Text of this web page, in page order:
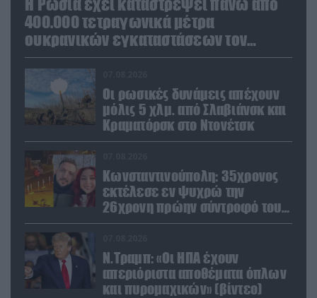
Η Ρωσία έχει καταστρέψει πάνω από
400.000 τετραγωνικά μέτρα
ουκρανικών εγκαταστάσεων τον
Ιούλιο
Οι ρωσικές δυνάμεις απέχουν
μόλις 5 χλμ. από Σλαβιάνσκ και
Κραματόρσκ στο Ντονέτσκ
Κωνσταντινούπολη: 35χρονος
εκτέλεσε εν ψυχρώ την
26χρονη πρώην σύντροφό του
έξω από φαρμακείο (βίντεο)
Ν.Τραμπ: «Οι ΗΠΑ έχουν
απεριόριστα αποθέματα όπλων
και πυρομαχικών» (βίντεο)